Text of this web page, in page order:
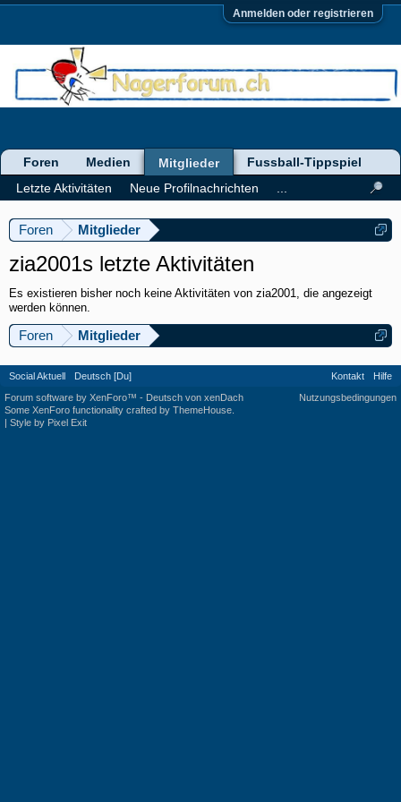
Anmelden oder registrieren
Foren Mitglieder
zia2001s letzte Aktivitäten
Es existieren bisher noch keine Aktivitäten von zia2001, die angezeigt
werden können.
Foren Mitglieder
Foren Medien
Mitglieder
Letzte Aktivitäten
Neue Profilnachrichten
Fussball-Tippspiel
Social Aktuell Deutsch [Du] Kontakt
Hilfe
Nutzungsbedingungen
Forum software by XenForo™ - Deutsch von xenDach
Some XenForo functionality crafted by ThemeHouse
| Style by Pixel Exit